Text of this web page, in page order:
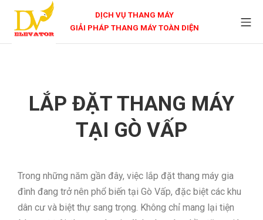
DỊCH VỤ THANG MÁY
GIẢI PHÁP THANG MÁY TOÀN DIỆN
LẮP ĐẶT THANG MÁY
TẠI GÒ VẤP
Trong những năm gần đây, việc lắp đặt thang máy gia
đình đang trở nên phổ biến tại Gò Vấp, đặc biệt các khu
dân cư và biệt thự sang trọng. Không chỉ mang lại tiện